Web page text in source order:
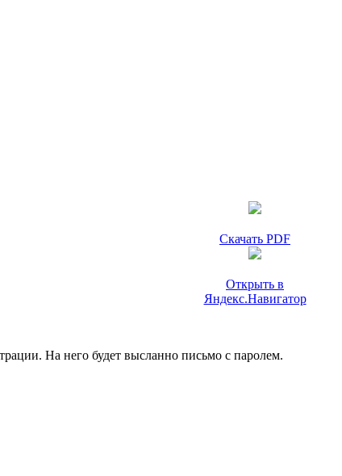
Скачать PDF
Открыть в
Яндекс.Навигатор
На него будет высланно письмо с паролем.